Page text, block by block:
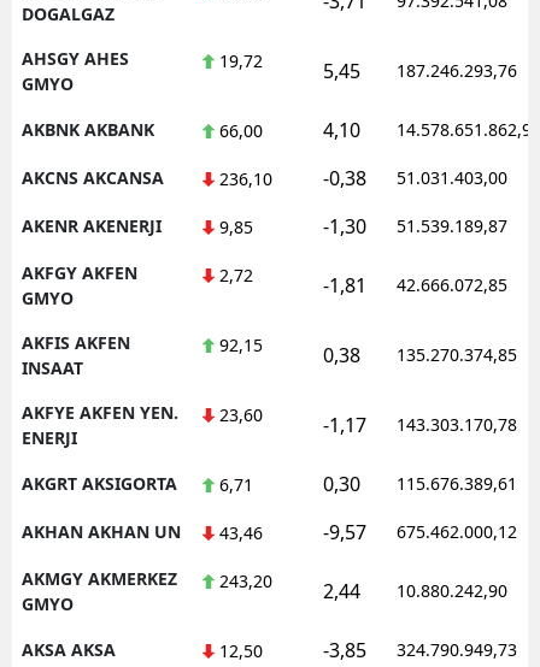
DOGALGAZ
AHSGY AHES
GMYO
19,72 5,45 187.246.293,76
AKBNK AKBANK 66,00 4,10 14.578.651.862,90
AKCNS AKCANSA 236,10 -0,38 51.031.403,00
AKENR AKENERJI 9,85 -1,30 51.539.189,87
AKFGY AKFEN
GMYO
2,72 -1,81 42.666.072,85
AKFIS AKFEN
INSAAT
92,15 0,38 135.270.374,85
AKFYE AKFEN YEN.
ENERJI
23,60 -1,17 143.303.170,78
AKGRT AKSIGORTA 6,71 0,30 115.676.389,61
AKHAN AKHAN UN 43,46 -9,57 675.462.000,12
AKMGY AKMERKEZ
GMYO
243,20 2,44 10.880.242,90
AKSA AKSA 12,50 -3,85 324.790.949,73